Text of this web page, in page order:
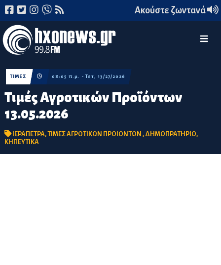
Ακούστε ζωντανά
Τιμές Αγροτικών Προϊόντων
13.05.2026
ΤΙΜΕΣ 08:05 π.μ. - Τετ, 13/27/2026
ΙΕΡΑΠΕΤΡΑ,ΤΙΜΕΣ ΑΓΡΟΤΙΚΩΝ ΠΡΟΙΟΝΤΩΝ , ΔΗΜΟΠΡΑΤΗΡΙΟ,
ΚΗΠΕΥΤΙΚΑ